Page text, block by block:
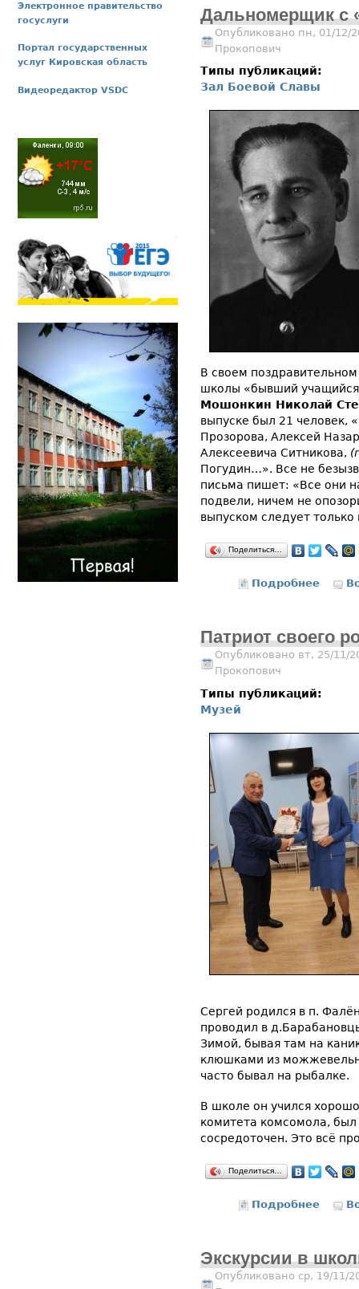
Дальномерщик с
Опубликовано пн, 01/12/
Прокопович
Типы публикаций:
Зал Боевой Славы
В своем
школы «бывший
Мошонкин Николай
выпуске был 21 человек,
Прозорова, Алексей
Алексеевича Ситникова,
Погудин…». Все не
письма пишет: «Все они
подвели, ничем не
выпуском следует только
Поделиться…
Подробнее о
Патриот своего
Опубликовано вт, 25/11/
Прокопович
Типы публикаций:
Музей
Сергей родился в п.
проводил в
Зимой, бывая там на
клюшками из
часто бывал на рыбалке.
В школе он учился
комитета комсомола,
сосредоточен. Это всё
Поделиться…
Подробнее о
Экскурсии в
Опубликовано ср, 19/11/
Электронное правительство
госуслуги
Портал государственных
услуг Кировская область
Видеоредактор VSDC